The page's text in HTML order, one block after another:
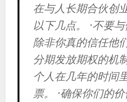
在与人长期合伙创
以下几点。 ·不要
除非你真的信任他
分期发放期权的机
个人在几年的时间
票。 ·确保你们的